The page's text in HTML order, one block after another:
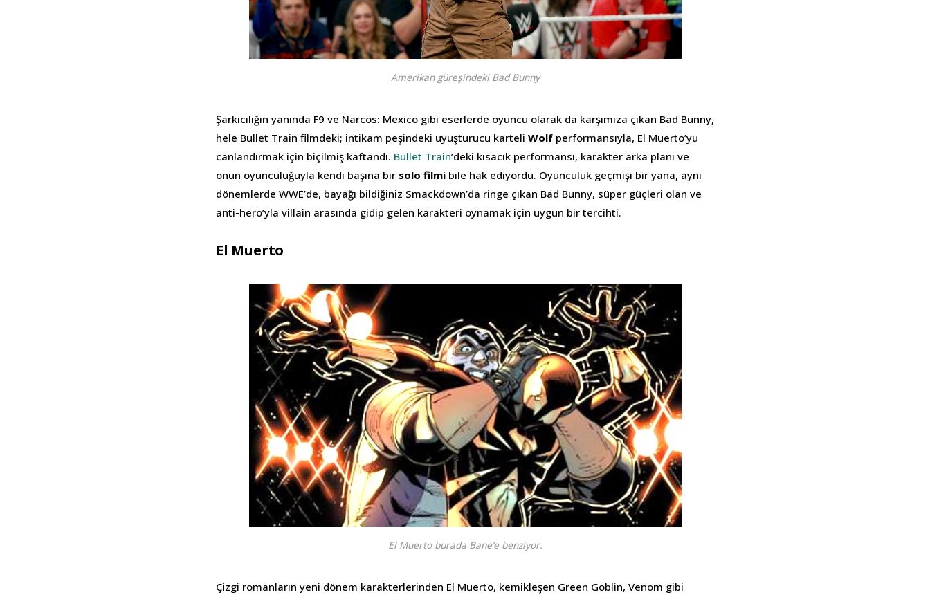
Amerikan güreşindeki Bad Bunny
Şarkıcılığın yanında F9 ve Narcos: Mexico gibi eserlerde oyuncu olarak da karşımıza çıkan Bad Bunny,
hele Bullet Train filmdeki; intikam peşindeki uyuşturucu karteli Wolf performansıyla, El Muerto’yu
canlandırmak için biçilmiş kaftandı. Bullet Train’deki kısacık performansı, karakter arka planı ve
onun oyunculuğuyla kendi başına bir solo filmi bile hak ediyordu. Oyunculuk geçmişi bir yana, aynı
dönemlerde WWE’de, bayağı bildiğiniz Smackdown’da ringe çıkan Bad Bunny, süper güçleri olan ve
anti-hero’yla villain arasında gidip gelen karakteri oynamak için uygun bir tercihti.
El Muerto
El Muerto burada Bane’e benziyor.
Çizgi romanların yeni dönem karakterlerinden El Muerto, kemikleşen Green Goblin, Venom gibi